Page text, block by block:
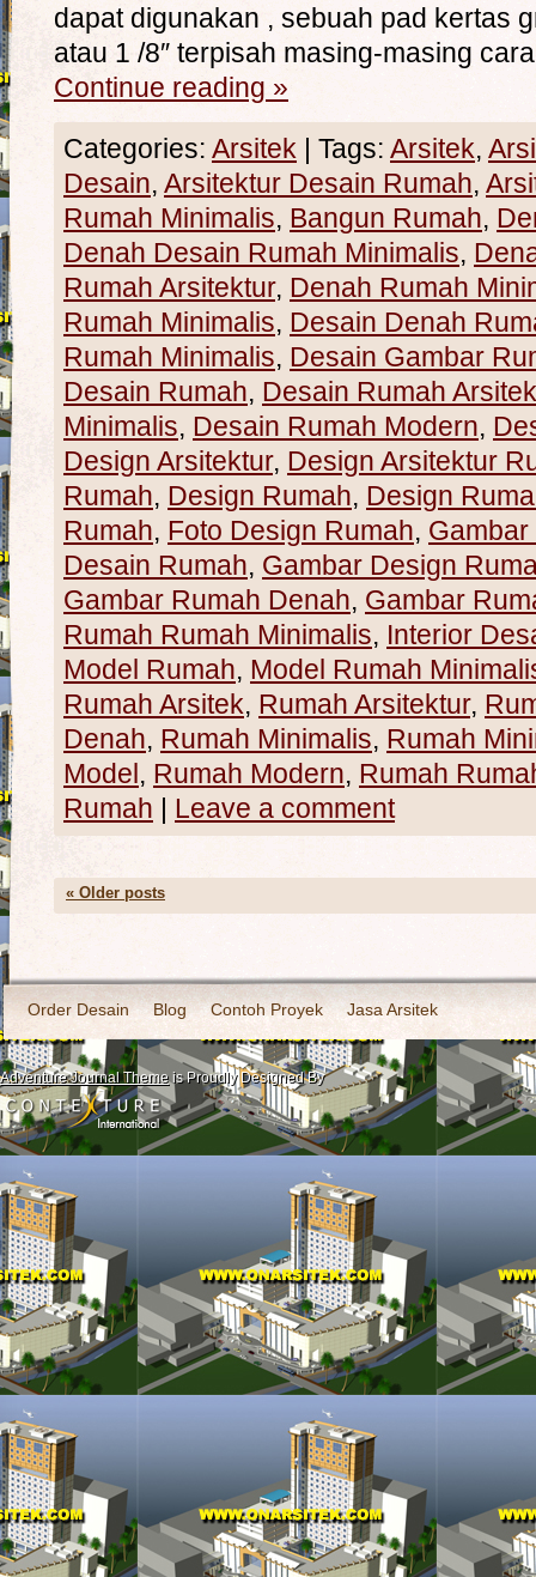
dapat digunakan , sebuah pad kertas
atau 1 /8″ terpisah masing-masing
Continue reading »
Categories: Arsitek | Tags: Arsitek,
Desain, Arsitektur Desain Rumah,
Rumah Minimalis, Bangun Rumah,
Denah Desain Rumah Minimalis,
Rumah Arsitektur, Denah Rumah
Rumah Minimalis, Desain Denah
Rumah Minimalis, Desain Gambar
Desain Rumah, Desain Rumah
Minimalis, Desain Rumah Modern,
Design Arsitektur, Design Arsitektur
Rumah, Design Rumah, Design
Rumah, Foto Design Rumah,
Desain Rumah, Gambar Design
Gambar Rumah Denah, Gambar
Rumah Rumah Minimalis, Interior
Model Rumah, Model Rumah
Rumah Arsitek, Rumah Arsitektur,
Denah, Rumah Minimalis, Rumah
Model, Rumah Modern, Rumah
Rumah | Leave a comment
« Older posts
Order Desain Blog Contoh Proyek Jasa Arsitek
Adventure Journal Themeis Proudly Designed By